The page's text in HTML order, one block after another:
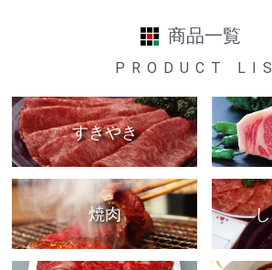
商品一覧
PRODUCT
すきやき
焼肉